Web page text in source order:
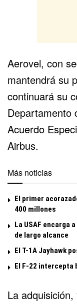
Aerovel, con
mantendrá su
continuará su
Departamento
Acuerdo
Airbus.
Más noticias
El primer
400 millones
La USAF encarga
de largo alcance
El T-1A Jayhawk
El F-22 intercepta
La